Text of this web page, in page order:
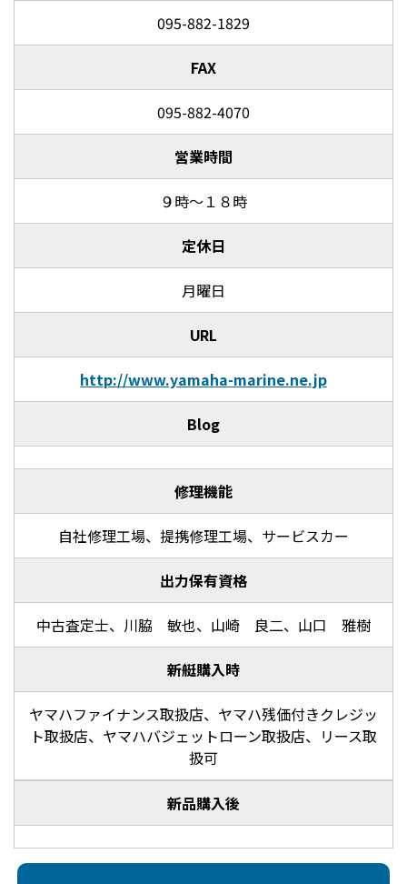
095-882-1829
FAX
095-882-4070
営業時間
９時～１８時
定休日
月曜日
URL
http://www.yamaha-marine.ne.jp
Blog
修理機能
自社修理工場、提携修理工場、サービスカー
出力保有資格
中古査定士、川脇 敏也、山崎 良二、山口 雅樹
新艇購入時
ヤマハファイナンス取扱店、ヤマハ残価付きクレジッ
ト取扱店、ヤマハバジェットローン取扱店、リース取
扱可
新品購入後